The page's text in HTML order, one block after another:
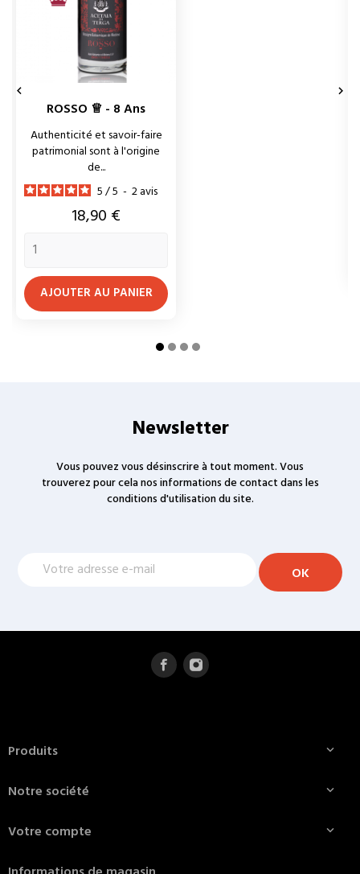
ROSSO ♕ - 8 Ans
Authenticité et savoir-faire
patrimonial sont à l'origine
de...
5/5 - 2avis
Prix
18,90 €
AJOUTER AU PANIER
 
Newsletter
Vous pouvez vous désinscrire à tout moment. Vous
trouverez pour cela nos informations de contact dans les
conditions d'utilisation du site.
Produits 
Notre société 
Votre compte 